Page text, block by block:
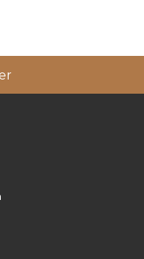
dati consulta la nostra